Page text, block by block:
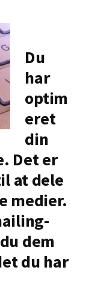
Du
har
optim
eret
din
Det er
at dele
medier.
dem
du har